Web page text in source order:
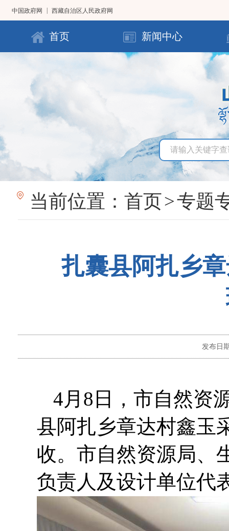
中国政府网 西藏自治区人民政府网
首页 新闻中心
当前位置： 首页>专题
扎囊县阿扎乡
发布日
4月8日，市自然资
县阿扎乡章达村鑫玉
收。市自然资源局、
负责人及设计单位代